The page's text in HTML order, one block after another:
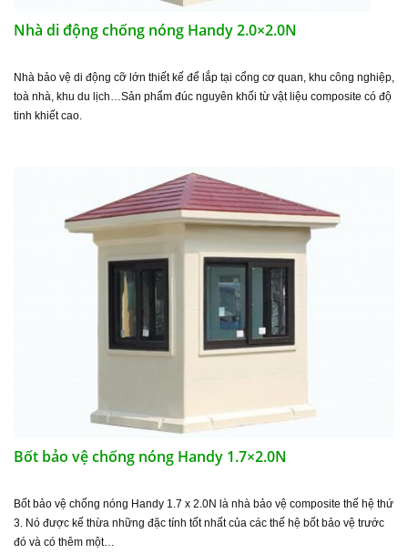
Nhà di động chống nóng Handy 2.0×2.0N
Nhà bảo vệ di động cỡ lớn thiết kế để lắp tại cổng cơ quan, khu công nghiệp,
toà nhà, khu du lịch…Sản phẩm đúc nguyên khối từ vật liệu composite có độ
tinh khiết cao.
Bốt bảo vệ chống nóng Handy 1.7×2.0N
Bốt bảo vệ chống nóng Handy 1.7 x 2.0N là nhà bảo vệ composite thế hệ thứ
3. Nó được kế thừa những đặc tính tốt nhất của các thế hệ bốt bảo vệ trước
đó và có thêm một…